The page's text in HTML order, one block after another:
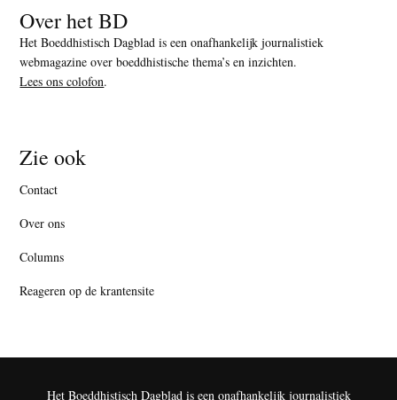
Over het BD
Het Boeddhistisch Dagblad is een onafhankelijk journalistiek
webmagazine over boeddhistische thema’s en inzichten.
Lees ons colofon.
Zie ook
Contact
Over ons
Columns
Reageren op de krantensite
Het Boeddhistisch Dagblad is een onafhankelijk journalistiek